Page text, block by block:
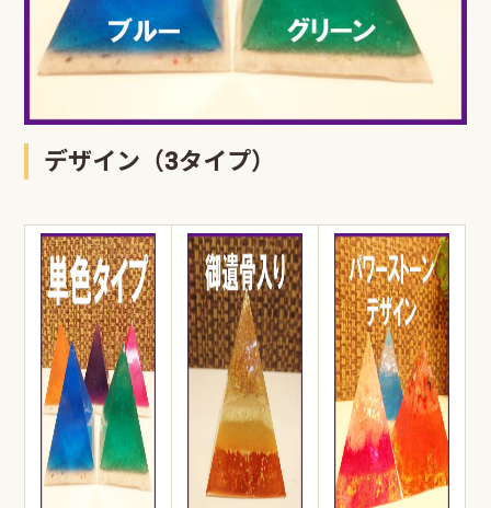
デザイン（3タイプ）